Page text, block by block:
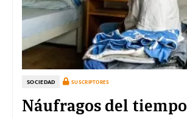
SOCIEDAD SUSCRIPTORES
Náufragos del tiempo